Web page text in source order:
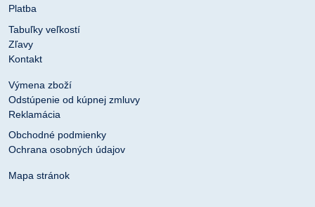
Platba
Tabuľky veľkostí
Zľavy
Kontakt
Výmena zboží
Odstúpenie od kúpnej zmluvy
Reklamácia
Obchodné podmienky
Ochrana osobných údajov
Mapa stránok